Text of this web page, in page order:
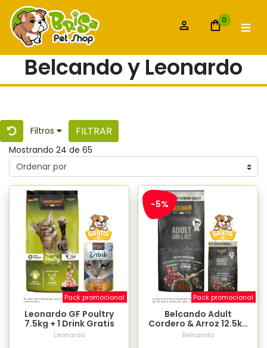
0
Belcando y Leonardo
Filtros FILTRAR
Mostrando 24 de 65
Pack promocional
Leonardo GF Poultry
7.5kg + 1 Drink Gratis
Leonardo
-5%
Pack promocional
Belcando Adult
Cordero & Arroz 12.5kg
+ 4kg Gratis
Belcando